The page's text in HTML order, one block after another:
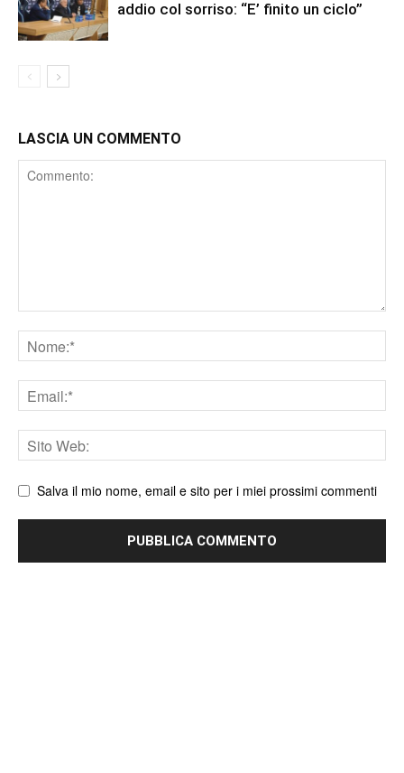
addio col sorriso: “E’ finito un ciclo”
LASCIA UN COMMENTO
Comment
Nome
Email
Sito
web
Salva il mio nome, email e sito per i miei prossimi commenti